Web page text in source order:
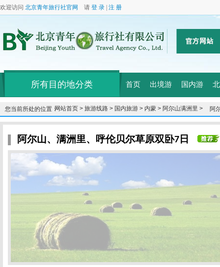
欢迎访问 北京青年旅行社官网 请 登 录 注 册
所有目的地分类 首页 出境游 国内游
您当前所处的位置：网站首页 > 旅游线路 > 国内旅游 > 内蒙 > 阿尔山满洲里 > 阿
阿尔山、满洲里、呼伦贝尔草原双卧7日